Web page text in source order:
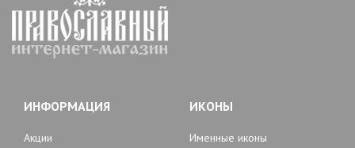
ИНФОРМАЦИЯ
Акции
ИКОНЫ
Именные иконы